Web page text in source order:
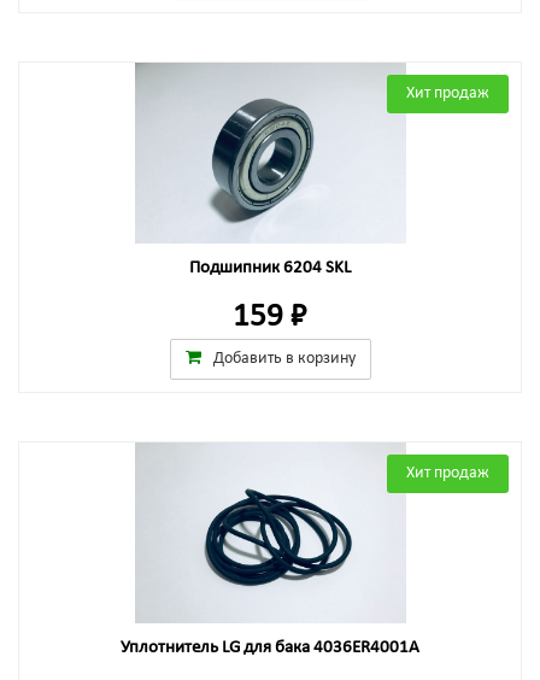
Хит продаж
Подшипник 6204 SKL
159 ₽
Добавить в корзину
Хит продаж
Уплотнитель LG для бака 4036ER4001A